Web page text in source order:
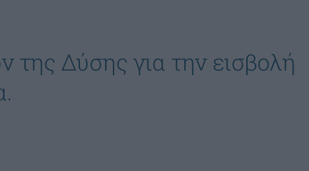
Δύσης για την εισβολή